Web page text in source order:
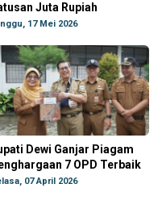
Juta Rupiah
17 Mei 2026
Dewi Ganjar Piagam
7 OPD Terbaik
07 April 2026